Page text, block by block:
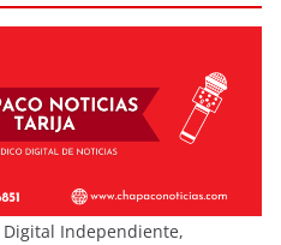
Independiente,